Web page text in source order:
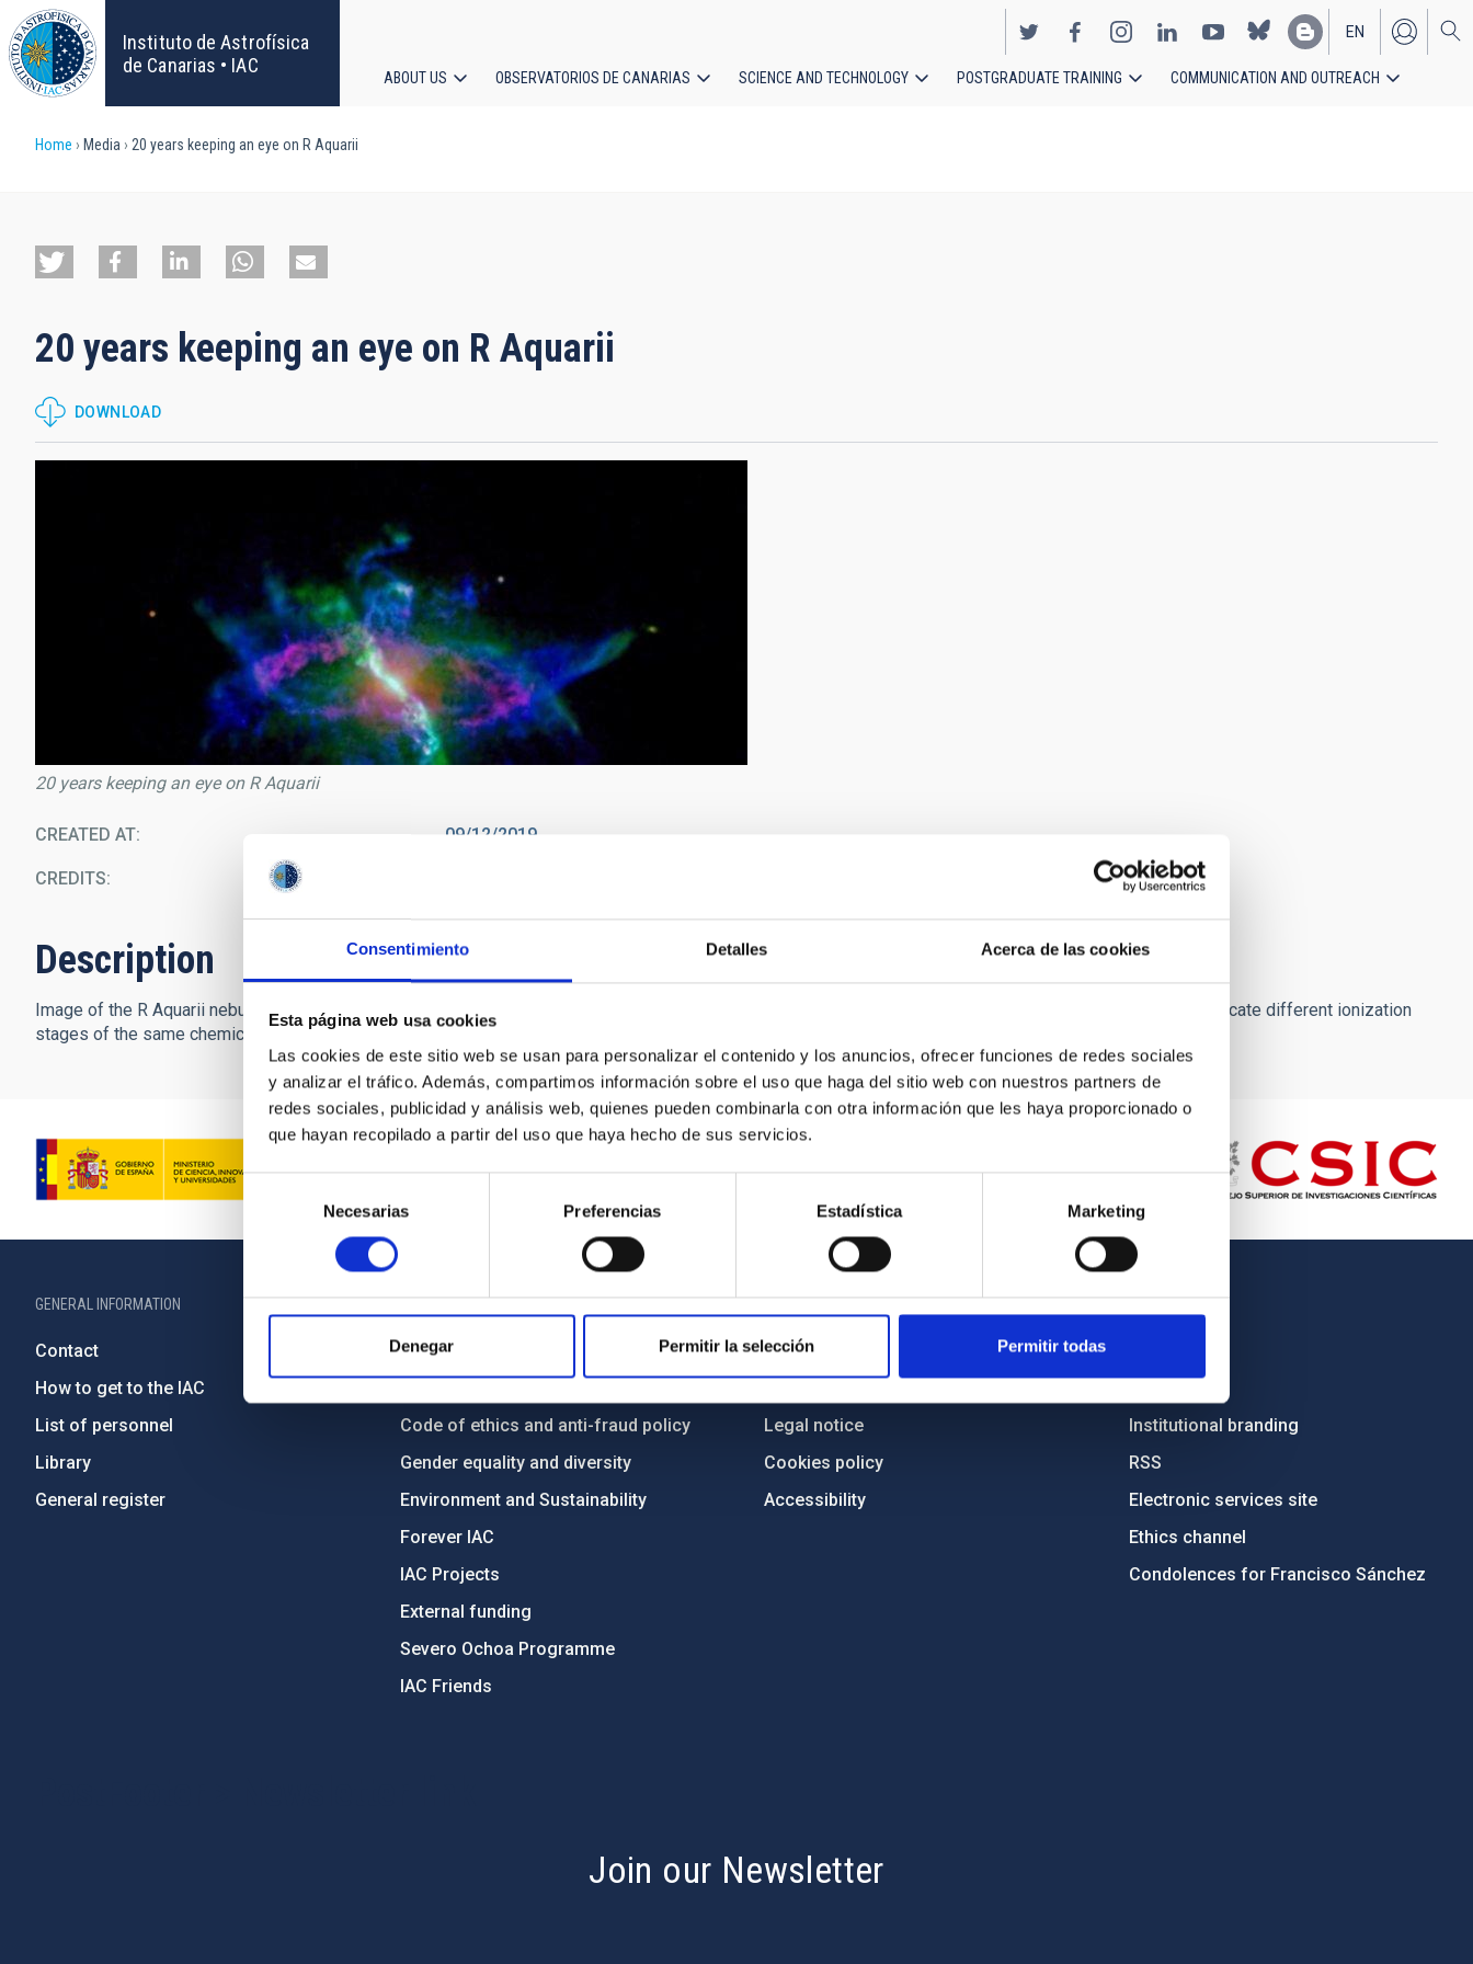
Consentimiento Detalles Acerca de las cookies
Esta página web usa cookies
Las cookies de este sitio web se usan para personalizar el contenido y los anuncios, ofrecer funciones de redes sociales
y analizar el tráfico. Además, compartimos información sobre el uso que haga del sitio web con nuestros partners de
redes sociales, publicidad y análisis web, quienes pueden combinarla con otra información que les haya proporcionado o
que hayan recopilado a partir del uso que haya hecho de sus servicios.
consentimiento
Necesarias Preferencias Estadística Marketing
Denegar Permitir la selección Permitir todas
Skip
to
main
content
Instituto de Astrofísica
de Canarias • IAC
EN
ES
ABOUT US OBSERVATORIOS DE CANARIAS SCIENCE AND TECHNOLOGY POSTGRADUATE TRAINING COMMUNICATION AND OUTREACH
Breadcrumb
Home Media 20 years keeping an eye on R Aquarii
20 years keeping an eye on R Aquarii
DOWNLOAD
20 years keeping an eye on R Aquarii
CREATED AT 09/12/2019
CREDITS
Description
Image of the R Aquarii nebula taken with the Nordic Optical Telescope (NOT) at the Observatory of Roque de los Muchachos (ORM) in La Palma. Colours indicate different ionization
stages of the same chemical element, oxygen. Credit: R. Corradi - Daniel López.
GENERAL INFORMATION
Contact
How to get to the IAC
List of personnel
Library
General register
Legislation
Code of ethics and anti-fraud policy
Gender equality and diversity
Environment and Sustainability
Forever IAC
IAC Projects
External funding
Severo Ochoa Programme
IAC Friends
Sitemap
Legal notice
Cookies policy
Accessibility
Institutional branding
RSS
Electronic services site
Ethics channel
Condolences for Francisco Sánchez
Join our Newsletter